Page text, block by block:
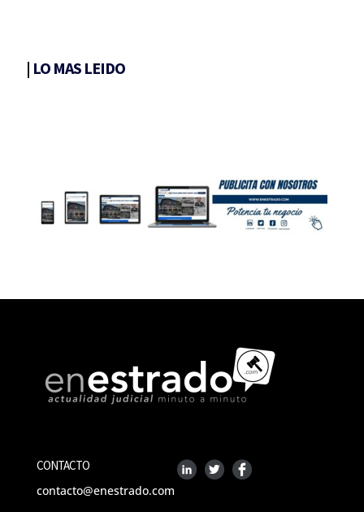
| LO MAS LEIDO
CONTACTO
contacto@enestrado.com